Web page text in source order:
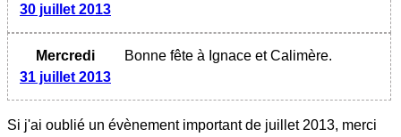
30 juillet 2013
Mercredi
31 juillet 2013
Bonne fête à Ignace et Calimère.
Si j'ai oublié un évènement importantde juillet 2013, merci